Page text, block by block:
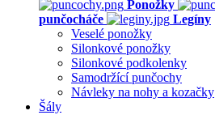
Ponožky
punčocháče
Legíny
Veselé ponožky
Silonkové ponožky
Silonkové podkolenky
Samodržící punčochy
Návleky na nohy a kozačky
Šály